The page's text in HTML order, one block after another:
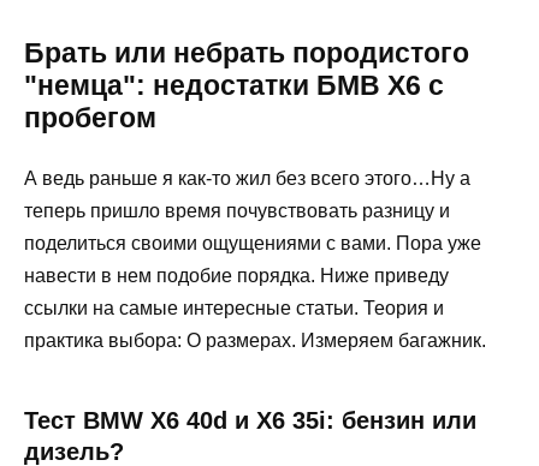
Брать или небрать породистого
"немца": недостатки БМВ Х6 с
пробегом
А ведь раньше я как-то жил без всего этого…Ну а
теперь пришло время почувствовать разницу и
поделиться своими ощущениями с вами. Пора уже
навести в нем подобие порядка. Ниже приведу
ссылки на самые интересные статьи. Теория и
практика выбора: О размерах. Измеряем багажник.
Тест BMW X6 40d и X6 35i: бензин или
дизель?